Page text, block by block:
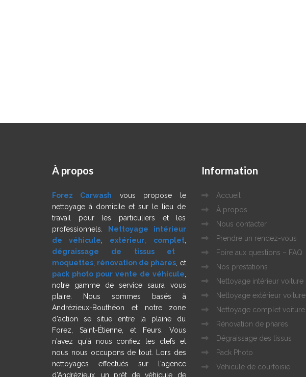
À propos
Forez Carwash vous propose le
nettoyage à domicile et sur le lieu de
travail pour les particuliers et les
professionnels.
Nettoyage intérieur
de véhicule
extérieur complet,
dégraissage de tissus et
moquettes rénovation de phares , et
pack photo pour vente de véhicule
notre gamme de service saura vous
plaire. Nous sommes basés à
Andrézieux-Bouthéon et notre zone
d'action se situe entre la plaine du
Forez, Saint-Étienne, et Feurs. Vous
n'avez qu'à nous confiez les clefs et
nous nous occupons de tout. Lors des
nettoyages effectués sur l'agence
d'Andrézieux, un prêt de véhicule de
Information
Accueil
À propos
Nous contacter
Prendre un rendez-vous
Foire aux questions – FAQ
Nos prestations
Nettoyage intérieur voiture
Nettoyage extérieur voiture
Nettoyage complet voiture
Rénovation de phares
Dégraissage des tissus
Pack Photo
Véhicule de courtoisie